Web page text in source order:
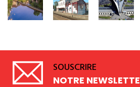
SOUSCRIRE
NOTRE